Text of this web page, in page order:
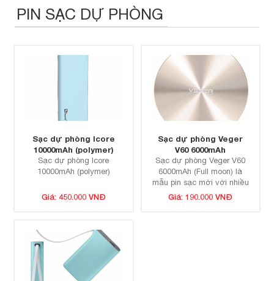
PIN SẠC DỰ PHÒNG
Sạc dự phòng Icore
10000mAh (polymer)
Sạc dự phòng Icore
10000mAh (polymer)
Giá: 450.000 VNĐ
Sạc dự phòng Veger
V60 6000mAh
Sạc dự phòng Veger V60
6000mAh (Full moon) là
mẫu pin sạc mới với nhiều
sự thay đổi đáng giá về...
Giá: 190.000 VNĐ